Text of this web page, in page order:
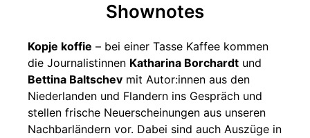
Shownotes
Kopje koffie – bei einer Tasse Kaffee kommen
die Journalistinnen Katharina Borchardt und
Bettina Baltschev mit Autor:innen aus den
Niederlanden und Flandern ins Gespräch und
stellen frische Neuerscheinungen aus unseren
Nachbarländern vor. Dabei sind auch Auszüge in